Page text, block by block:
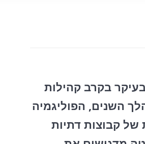
בקרב קהילות
השנים, הפוליגמיה
קבוצות דתיות